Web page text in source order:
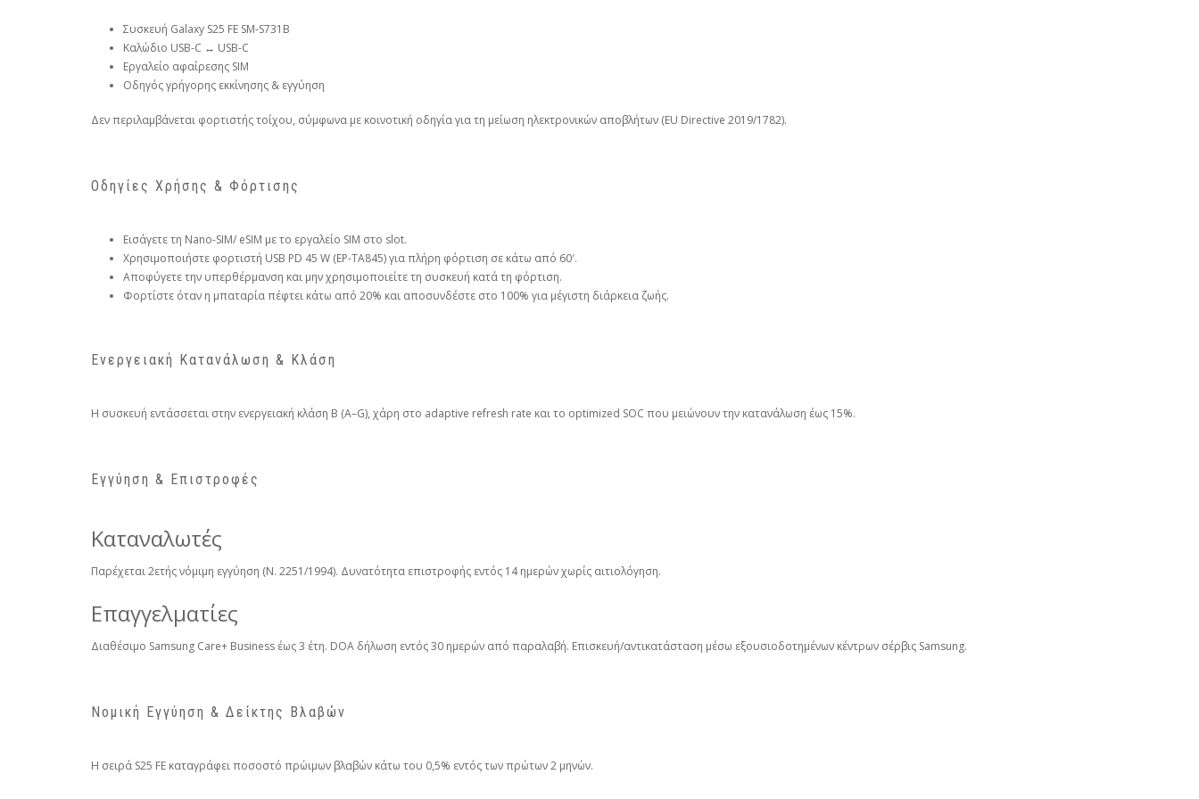
Συσκευή Galaxy S25 FE SM-S731B
Καλώδιο USB-C ↔ USB-C
Εργαλείο αφαίρεσης SIM
Οδηγός γρήγορης εκκίνησης & εγγύηση
Δεν περιλαμβάνεται φορτιστής τοίχου, σύμφωνα με κοινοτική οδηγία για τη μείωση ηλεκτρονικών αποβλήτων (EU Directive 2019/1782).
Οδηγίες Χρήσης & Φόρτισης
Εισάγετε τη Nano-SIM/ eSIM με το εργαλείο SIM στο slot.
Χρησιμοποιήστε φορτιστή USB PD 45 W (EP-TA845) για πλήρη φόρτιση σε κάτω από 60′.
Αποφύγετε την υπερθέρμανση και μην χρησιμοποιείτε τη συσκευή κατά τη φόρτιση.
Φορτίστε όταν η μπαταρία πέφτει κάτω από 20% και αποσυνδέστε στο 100% για μέγιστη διάρκεια ζωής.
Ενεργειακή Κατανάλωση & Κλάση
Η συσκευή εντάσσεται στην ενεργειακή κλάση B (A–G), χάρη στο adaptive refresh rate και το optimized SOC που μειώνουν την κατανάλωση έως 15%.
Εγγύηση & Επιστροφές
Καταναλωτές
Παρέχεται 2ετής νόμιμη εγγύηση (Ν. 2251/1994). Δυνατότητα επιστροφής εντός 14 ημερών χωρίς αιτιολόγηση.
Επαγγελματίες
Διαθέσιμο Samsung Care+ Business έως 3 έτη. DOA δήλωση εντός 30 ημερών από παραλαβή. Επισκευή/αντικατάσταση μέσω εξουσιοδοτημένων κέντρων σέρβις Samsung.
Νομική Εγγύηση & Δείκτης Βλαβών
Η σειρά S25 FE καταγράφει ποσοστό πρώιμων βλαβών κάτω του 0,5% εντός των πρώτων 2 μηνών.